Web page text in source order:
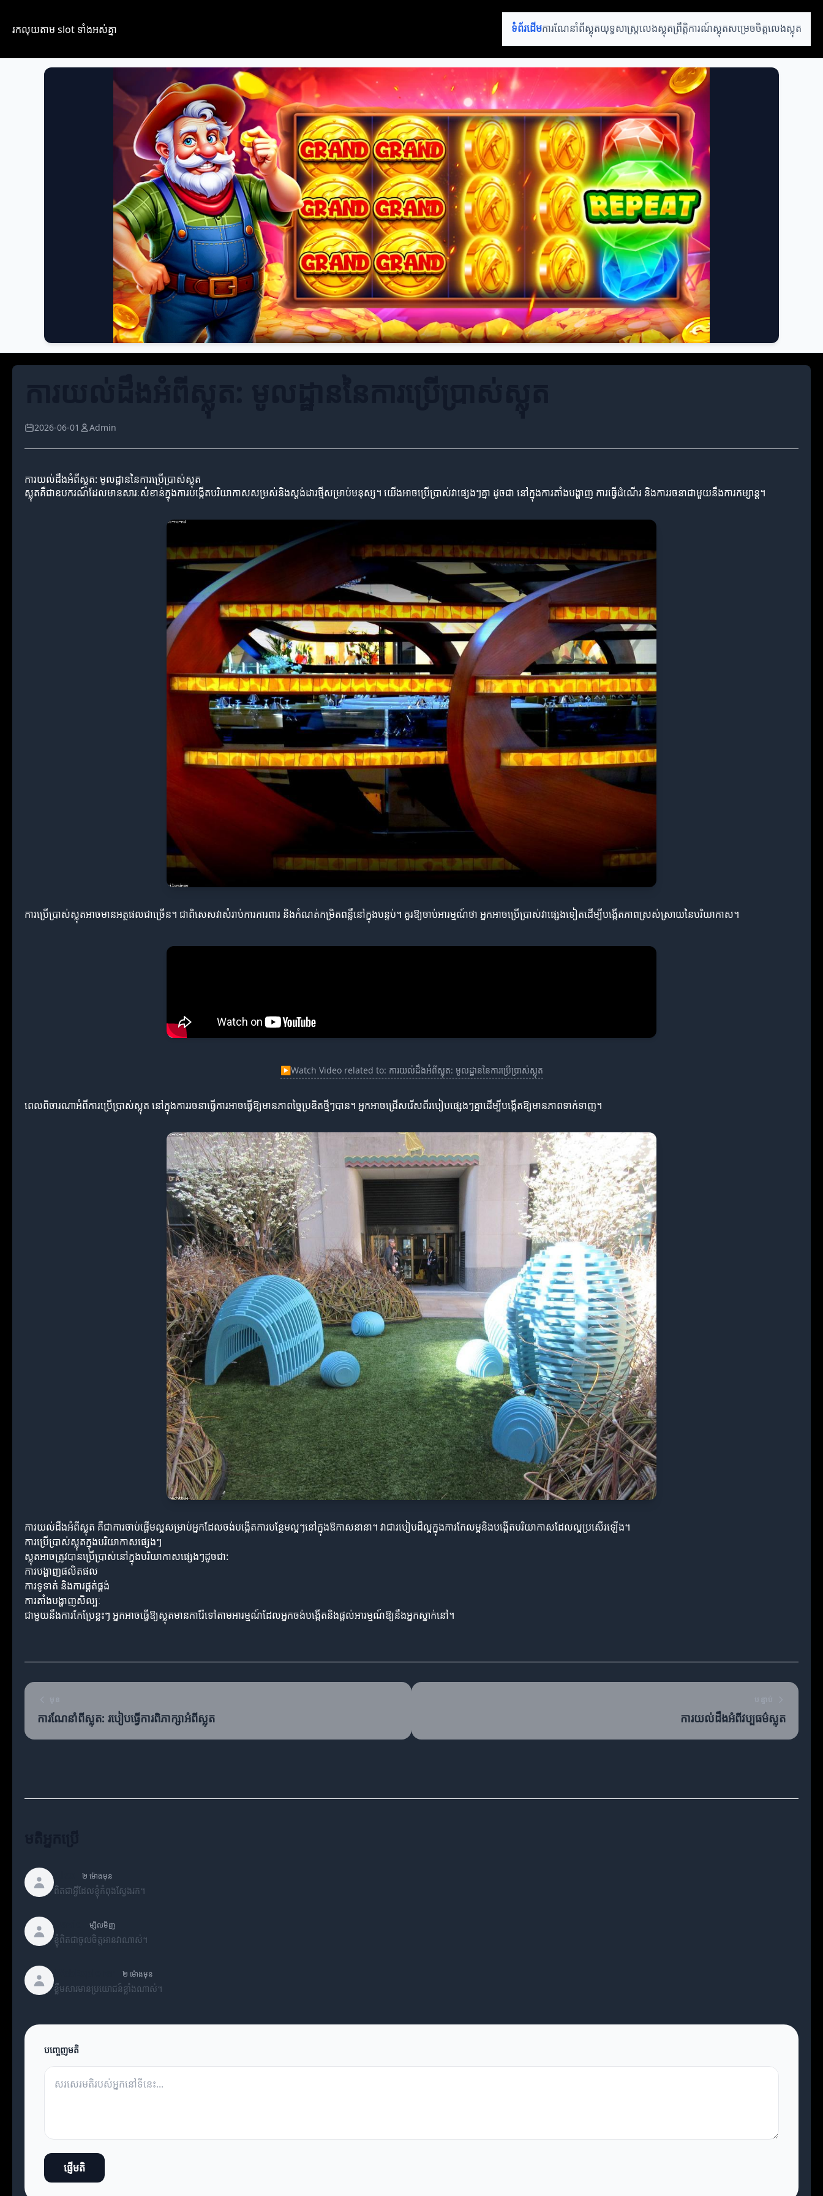
រកលុយតាម​ slot​​ ទាំងអស់គ្នា ទំព័រដើមការណែនាំពីស្លុតយុទ្ធសាស្ត្រលេងស្លុតព្រឹត្តិការណ៍ស្លុតសម្រេចចិត្តលេងស្លុត
2026-06-01 Admin
ការយល់ដឹងអំពីស្លុត: មូលដ្ឋាននៃការប្រើប្រាស់ស្លុត
ស្លុតគឺជាឧបករណ៍ដែលមានសារៈសំខាន់ក្នុងការបង្កើតបរិយាកាសសម្រស់និងស្តង់ដារថ្មីសម្រាប់មនុស្ស។ យើងអាចប្រើប្រាស់វាផ្សេងៗគ្នា ដូចជា នៅក្នុងការតាំងបង្ហាញ ការធ្វើដំណើរ និងការរចនាជាមួយនឹងការកម្សាន្ត។
ការប្រើប្រាស់ស្លុតអាចមានអត្ថផលជាច្រើន។ ជាពិសេសវាសំរាប់ការការពារ និងកំណត់កម្រិតពន្លឺនៅក្នុងបន្ទប់។ គួរឱ្យចាប់អារម្មណ៍ថា អ្នកអាចប្រើប្រាស់វាផ្សេងទៀតដើម្បីបង្កើតភាពស្រស់ស្រាយនៃបរិយាកាស។
▶Watch Video related to: ការយល់ដឹងអំពីស្លុត: មូលដ្ឋាននៃការប្រើប្រាស់ស្លុត
ពេលពិចារណាអំពីការប្រើប្រាស់ស្លុត នៅក្នុងការរចនាធ្វើការអាចធ្វើឱ្យមានភាពច្នៃប្រឌិតថ្មីៗបាន។ អ្នកអាចជ្រើសរើសពីរបៀបផ្សេងៗគ្នាដើម្បីបង្កើតឱ្យមានភាពទាក់ទាញ។
ការយល់ដឹងអំពីស្លុត គឺជាការចាប់ផ្តើមល្អសម្រាប់អ្នកដែលចង់បង្កើតការបន្ថែមល្អៗនៅក្នុងឱកាសនានា។ វាជារបៀបដ៏ល្អក្នុងការកែលម្អនិងបង្កើតបរិយាកាសដែលល្អប្រសើរឡើង។
ការប្រើប្រាស់ស្លុតក្នុងបរិយាកាសផ្សេងៗ
ស្លុតអាចត្រូវបានប្រើប្រាស់នៅក្នុងបរិយាកាសផ្សេងៗដូចជា:
ការបង្ហាញផលិតផល
ការទូទាត់ និងការផ្គត់ផ្គង់
ការតាំងបង្ហាញសិល្បៈ
ជាមួយនឹងការកែប្រែខ្លះៗ អ្នកអាចធ្វើឱ្យស្លុតមានការ៉ែទៅតាមអារម្មណ៍ដែលអ្នកចង់បង្កើតនិងផ្តល់អារម្មណ៍ឱ្យនឹងអ្នកស្នាក់នៅ។
ការណែនាំពីស្លុត: របៀបធ្វើការពិភាក្សាអំពីស្លុត ការយល់ដឹងអំពីវប្បធម៌ស្លុត
២ ម៉ោងមុន
ពិតជាអ្វីដែលខ្ញុំកំពុងស្វែងរក។
ម្សិលមិញ
ខ្ញុំពិតជាចូលចិត្តអានវាណាស់។
២ ម៉ោងមុន
ខ្លឹមសារមានប្រយោជន៍ខ្លាំងណាស់។
បញ្ចេញមតិ
ផ្ញើមតិ